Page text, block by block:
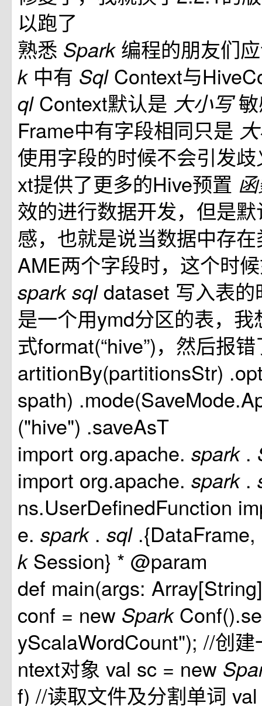
以跑了
熟悉 Spark 编程的朋友们
k 中有 Sql Context与
ql Context默认是 大小写
Frame中有字段相同只是
使用字段的时候不会引发
xt提供了更多的Hive预置
效的进行数据开发，但是
感，也就是说当数据中存
AME两个字段时，这个时
sparksqldataset 写入表
是一个用ymd分区的表，
式format(“hive”)，然后报
artitionBy(partitionsStr)
spath)
("hive") .saveAsT
import org.apache. spark .
import org.apache. spark .
ns.UserDefinedFunction
e. spark . sql
k Session} * @param
def main(args:
conf = new Spark
yScalaWordCount"); //创
ntext对象 val sc = new
f) //读取文件及分割单词